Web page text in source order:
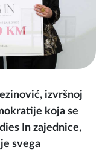
izvršnoj
koja se
In zajednice,
svega